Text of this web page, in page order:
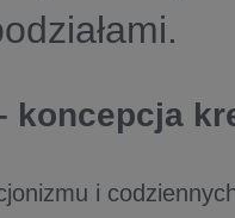
koncepcja
i